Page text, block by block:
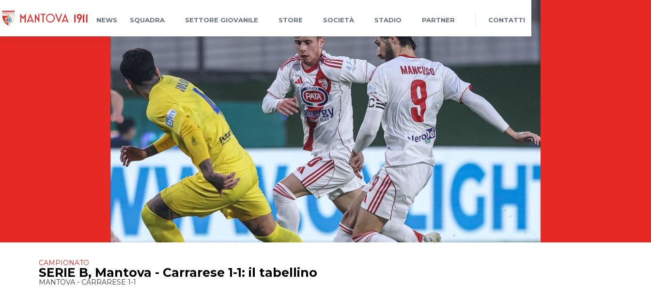
NEWS SQUADRA SETTORE GIOVANILE STORE SOCIETÀ STADIO PARTNER CONTATTI
CAMPIONATO
SERIE B, Mantova - Carrarese 1-1: il tabellino
MANTOVA - CARRARESE 1-1